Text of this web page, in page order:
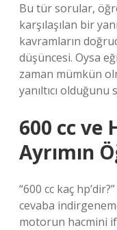
Bu tür sorular,
karşılaşılan bir
kavramların
düşüncesi. Oysa
zaman mümkün
yanıltıcı olduğunu
600 cc ve
Ayrımın
“600 cc kaç
cevaba
motorun hacmini